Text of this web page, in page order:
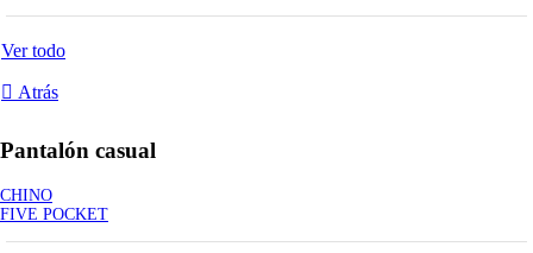
Ver todo
Atrás
Pantalón casual
CHINO
FIVE POCKET